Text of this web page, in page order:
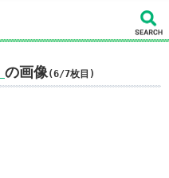
の画像(6/7枚目)